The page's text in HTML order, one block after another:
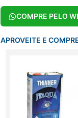
COMPRE PELO
APROVEITE E